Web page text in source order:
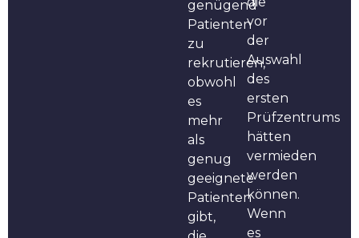
genügend
Patienten
zu
rekrutieren,
obwohl
es
mehr
als
genug
geeignete
Patienten
gibt,
vor
der
Auswahl
des
ersten
Prüfzentrums
hätten
vermieden
werden
können.
Wenn
es